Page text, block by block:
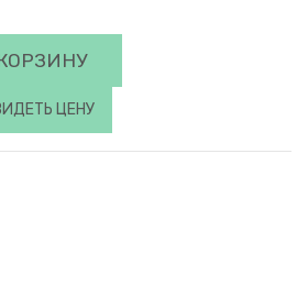
ЦЕНУ